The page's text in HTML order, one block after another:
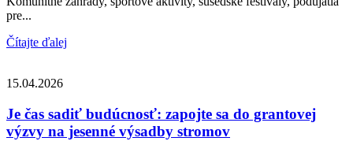
pre...
Čítajte ďalej
15.04.2026
Je čas sadiť budúcnosť: zapojte sa do grantovej
výzvy na jesenné výsadby stromov